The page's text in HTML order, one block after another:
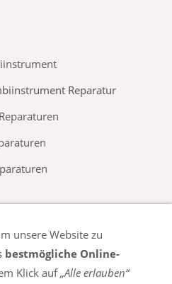
Reparatur
unsere Website zu
bestmögliche Online-
Klick auf„Alle erlauben“